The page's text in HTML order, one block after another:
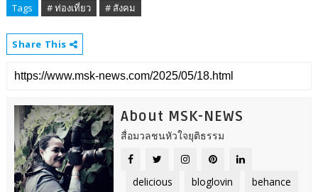
Tags # ท่องเที่ยว # สังคม
Share This
About MSK-NEWS
สื่อมวลชนหัวใจยุติธรรม
delicious bloglovin behance